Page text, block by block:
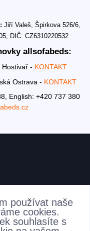
Jiří Valeš, Špirkova 526/6,
DIČ: CZ6310220532
allsofabeds:
- KONTAKT
Ostrava - KONTAKT
English: +420 737 380
používat naše
cookies.
souhlasíte s